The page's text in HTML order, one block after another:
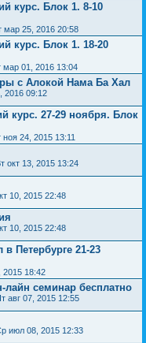
курс. Блок 1. 8-10
мар 25, 2016 20:58
курс. Блок 1. 18-20
мар 01, 2016 13:04
с Алокой Нама Ба Хал
2016 09:12
курс. 27-29 ноября. Блок
ноя 24, 2015 13:11
окт 13, 2015 13:24
10, 2015 22:48
10, 2015 22:48
Петербурге 21-23
2015 18:42
лайн семинар бесплатно
авг 07, 2015 12:55
июл 08, 2015 12:33